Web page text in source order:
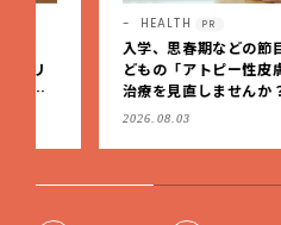
HEALTH PR
入学、思春期などの節目に、子
どもの「アトピー性皮膚炎」の
治療を見直しませんか？
2026.08.03